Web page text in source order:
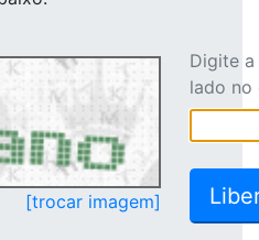
[trocar imagem]
Digite
lado no